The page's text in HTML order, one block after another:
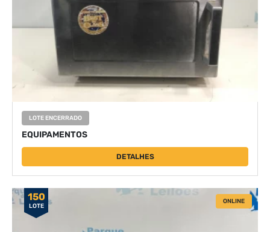
LOTE ENCERRADO
EQUIPAMENTOS
DETALHES
150
LOTE
ONLINE